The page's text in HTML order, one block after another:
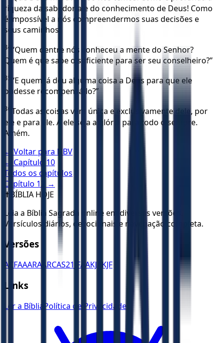
riqueza da sabedoria e do conhecimento de Deus! Como
é impossível a nós compreendermos suas decisões e
seus caminhos!
34 “Quem dentre nós conheceu a mente do Senhor?
Quem é que sabe o suficiente para ser seu conselheiro?”
35 “E quem já deu alguma coisa a Deus para que ele
pudesse recompensá-lo?”
36 Todas as coisas vêm única e exclusivamente dele, por
ele e para ele. A ele seja a glória para todo o sempre.
Amém.
← Voltar para NBV
← Capítulo 10
Todos os capítulos
Capítulo 12
→
✝️ BÍBLIA HOJE
Leia a Bíblia Sagrada online em diversas versões.
Versículos diários, devocionais e navegação completa.
Versões
ACFAAARA ARCAS21 JFAAKJA KJF
Links
Ler a Bíblia Política de Privacidade